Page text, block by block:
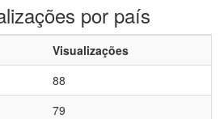
por país
Visualizações
88
79